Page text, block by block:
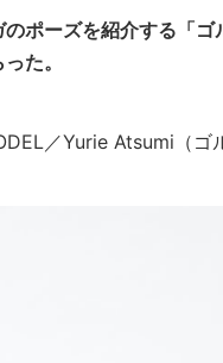
ポーズを紹介する「
た。
／Yurie Atsumi（ゴル